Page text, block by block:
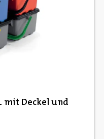
mit Deckel und